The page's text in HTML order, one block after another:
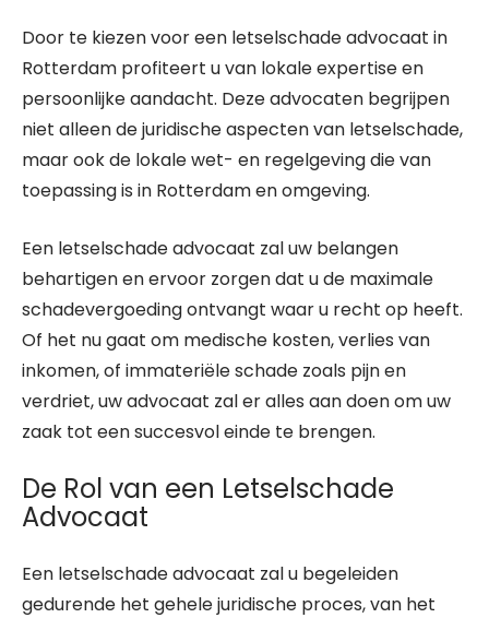
Door te kiezen voor een letselschade advocaat in
Rotterdam profiteert u van lokale expertise en
persoonlijke aandacht. Deze advocaten begrijpen
niet alleen de juridische aspecten van letselschade,
maar ook de lokale wet- en regelgeving die van
toepassing is in Rotterdam en omgeving.
Een letselschade advocaat zal uw belangen
behartigen en ervoor zorgen dat u de maximale
schadevergoeding ontvangt waar u recht op heeft.
Of het nu gaat om medische kosten, verlies van
inkomen, of immateriële schade zoals pijn en
verdriet, uw advocaat zal er alles aan doen om uw
zaak tot een succesvol einde te brengen.
De Rol van een Letselschade
Advocaat
Een letselschade advocaat zal u begeleiden
gedurende het gehele juridische proces, van het